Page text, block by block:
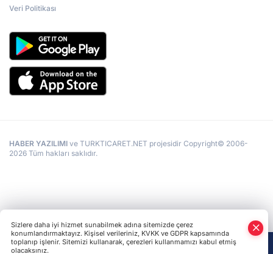
Veri Politikası
HABER YAZILIMI ve TURKTICARET.NET projesidir Copyright© 2006-
2026 Tüm hakları saklıdır.
Sizlere daha iyi hizmet sunabilmek adına sitemizde çerez
konumlandırmaktayız. Kişisel verileriniz, KVKK ve GDPR kapsamında
toplanıp işlenir. Sitemizi kullanarak, çerezleri kullanmamızı kabul etmiş
olacaksınız.